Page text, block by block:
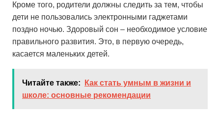
Кроме того, родители должны следить за тем, чтобы
дети не пользовались электронными гаджетами
поздно ночью. Здоровый сон – необходимое условие
правильного развития. Это, в первую очередь,
касается маленьких детей.
Читайте также:
Как стать умным в жизни и
школе: основные рекомендации